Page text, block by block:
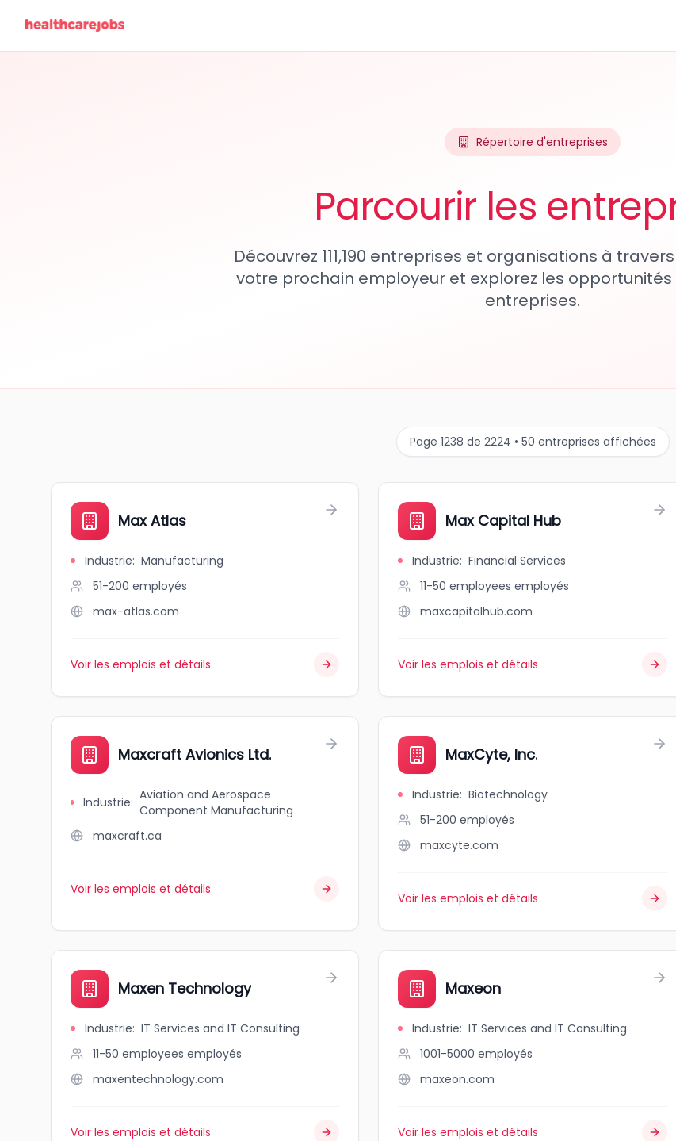
Répertoire d'entreprises
Parcourir les
Découvrez 111,190 entreprises et organisations à
votre prochain employeur et explorez les
entreprises.
Page 1238 de 2224 • 50 entreprises affichées
Max Atlas
Industrie: Manufacturing
51-200 employés
max-atlas.com
Voir les emplois et détails
Max Capital Hub
Industrie: Financial Services
11-50 employees employés
maxcapitalhub.com
Voir les emplois et détails
Maxcraft Avionics Ltd.
Industrie: Aviation and Aerospace
Component Manufacturing
maxcraft.ca
Voir les emplois et détails
MaxCyte, Inc.
Industrie: Biotechnology
51-200 employés
maxcyte.com
Voir les emplois et détails
Maxen Technology
Industrie: IT Services and IT Consulting
11-50 employees employés
maxentechnology.com
Voir les emplois et détails
Maxeon
Industrie: IT Services and IT Consulting
1001-5000 employés
maxeon.com
Voir les emplois et détails